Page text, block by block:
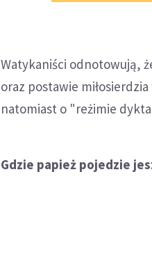
Watykaniści odnotowują,
oraz postawie
natomiast o "reżimie
Gdzie papież pojedzie